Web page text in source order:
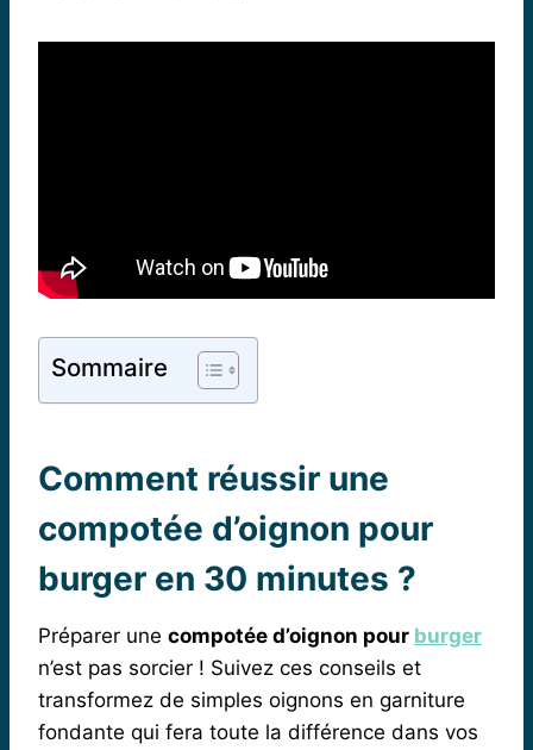
Sommaire
Comment réussir une
compotée d’oignon pour
burger en 30 minutes ?
Préparer une compotée d’oignon pour burger
n’est pas sorcier ! Suivez ces conseils et
transformez de simples oignons en garniture
fondante qui fera toute la différence dans vos